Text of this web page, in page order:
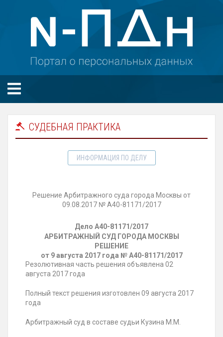
СУДЕБНАЯ ПРАКТИКА
ИНФОРМАЦИЯ ПО ДЕЛУ
Решение Арбитражного суда города Москвы от
09.08.2017 № А40-81171/2017
Дело А40-81171/2017
АРБИТРАЖНЫЙ СУД ГОРОДА МОСКВЫ
РЕШЕНИЕ
от 9 августа 2017 года № А40-81171/2017
Резолютивная часть решения объявлена 02
августа 2017 года
Полный текст решения изготовлен 09 августа 2017
года
Арбитражный суд в составе судьи Кузина М.М.